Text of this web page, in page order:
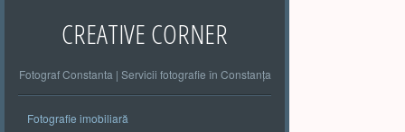
CREATIVE CORNER
Fotograf Constanta | Servicii fotografie în Constanța
Fotografie imobiliară